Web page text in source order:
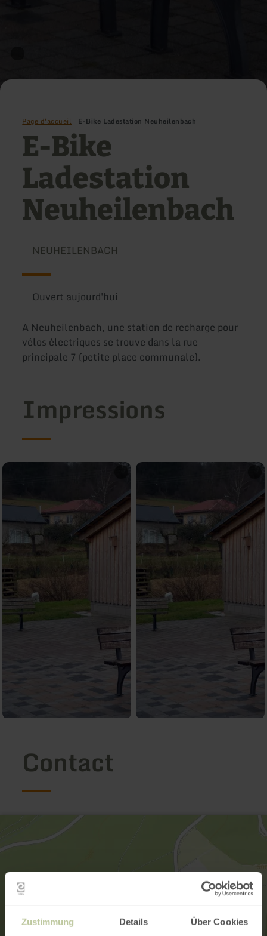
Zustimmung Details Über Cookies
Page d'accueil E-Bike Ladestation Neuheilenbach
E-Bike
Ladestation
Neuheilenbach
NEUHEILENBACH
Ouvert aujourd'hui
A Neuheilenbach, une station de recharge pour
vélos électriques se trouve dans la rue
principale 7 (petite place communale).
Impressions
Contact